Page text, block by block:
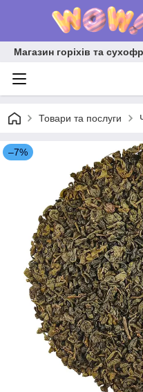
Магазин горіхів та
Товари та послуги
–7%